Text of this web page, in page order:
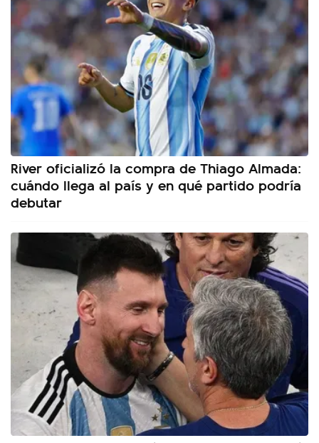
River oficializó la compra de Thiago Almada:
cuándo llega al país y en qué partido podría
debutar